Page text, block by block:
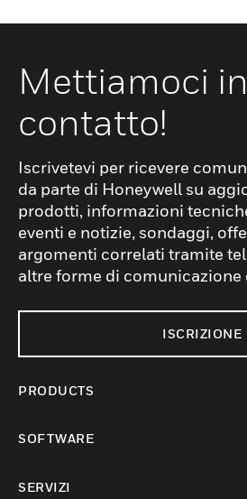
Mettiamoci in
contatto!
Iscrivetevi per ricevere
da parte di Honeywell su
prodotti, informazioni
eventi e notizie, sondaggi,
argomenti correlati tramite
altre forme di comunicazione
ISCRIZIONE
PRODUCTS
SOFTWARE
SERVIZI